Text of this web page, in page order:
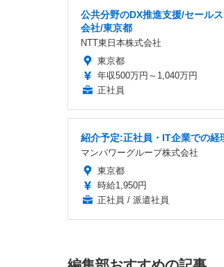
公共分野のDX推進支援/セール
会社/東京都
NTT東日本株式会社
東京都
年収500万円～1,040万円
正社員
紹介予定:正社員・IT企業での経
マンパワーグループ株式会社
東京都
時給1,950円
正社員 / 派遣社員